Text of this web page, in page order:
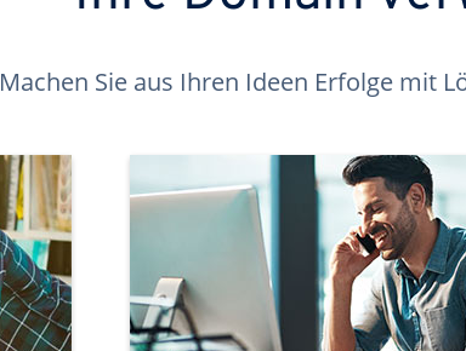
Machen Sie aus Ihren Ideen Erfolge mit